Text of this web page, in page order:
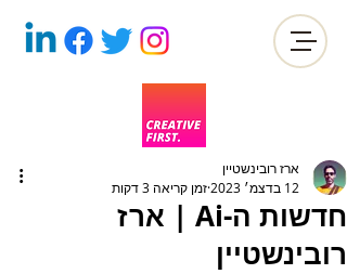
חדשות ה-Ai | ארז
רובינשטיין
ארז רובינשטיין
12 בדצמ׳ 2023
זמן קריאה 3 דקות